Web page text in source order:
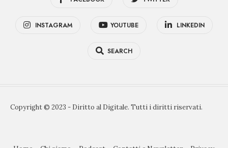
INSTAGRAM YOUTUBE LINKEDIN
SEARCH
Copyright © 2023 - Diritto al Digitale. Tutti i diritti riservati.